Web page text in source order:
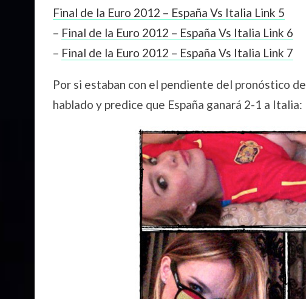
Final de la Euro 2012 – España Vs Italia Link 5
– Final de la Euro 2012 – España Vs Italia Link 6
– Final de la Euro 2012 – España Vs Italia Link 7
Por si estaban con el pendiente del pronóstico de
hablado y predice que España ganará 2-1 a Italia: